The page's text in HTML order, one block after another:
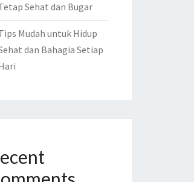
Sehat dan Bugar
Mudah untuk Hidup
dan Bahagia Setiap